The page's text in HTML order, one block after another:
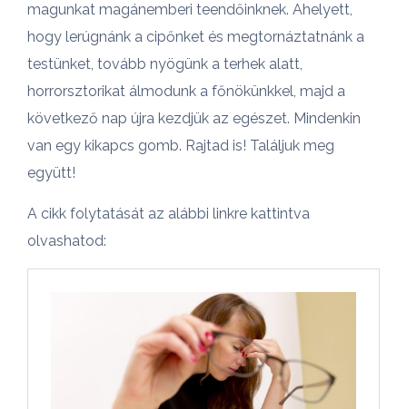
magunkat magánemberi teendőinknek. Ahelyett,
hogy lerúgnánk a cipőnket és megtornáztatnánk a
testünket, tovább nyögünk a terhek alatt,
horrorsztorikat álmodunk a főnökünkkel, majd a
következő nap újra kezdjük az egészet. Mindenkin
van egy kikapcs gomb. Rajtad is! Találjuk meg
együtt!
A cikk folytatását az alábbi linkre kattintva
olvashatod: